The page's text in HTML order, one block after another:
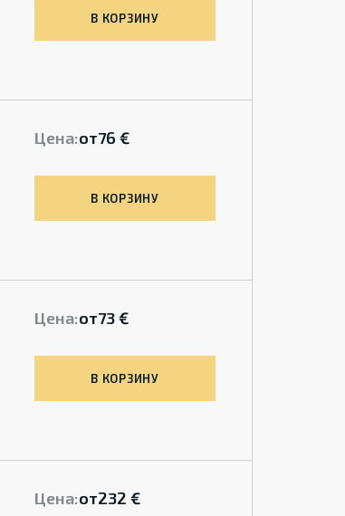
В КОРЗИНУ
Цена:от76 €
В КОРЗИНУ
Цена:от73 €
В КОРЗИНУ
Цена:от232 €